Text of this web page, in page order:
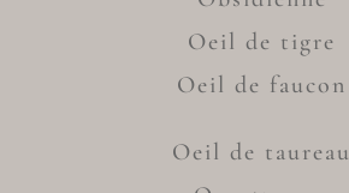
Oeil de tigre
Oeil de faucon
Oeil de taureau